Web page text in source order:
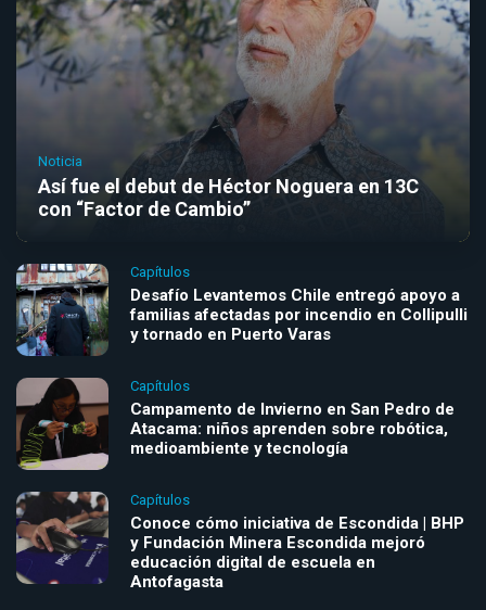
Noticia
Así fue el debut de Héctor Noguera en 13C
con “Factor de Cambio”
Capítulos
Desafío Levantemos Chile entregó apoyo a
familias afectadas por incendio en Collipulli
y tornado en Puerto Varas
Capítulos
Campamento de Invierno en San Pedro de
Atacama: niños aprenden sobre robótica,
medioambiente y tecnología
Capítulos
Conoce cómo iniciativa de Escondida | BHP
y Fundación Minera Escondida mejoró
educación digital de escuela en
Antofagasta